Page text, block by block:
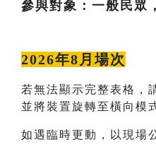
參與對象：一般民眾
2026年8月場次
若無法顯示完整表格，
並將裝置旋轉至橫向模
如遇臨時更動，以現場